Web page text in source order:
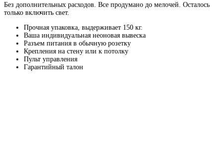
Без дополнительных расходов. Все продумано до мелочей. Осталось
только включить свет.
Прочная упаковка, выдерживает 150 кг.
Ваша индивидуальная неоновая вывеска
Разъем питания в обычную розетку
Крепления на стену или к потолку
Пульт управления
Гарантийный талон